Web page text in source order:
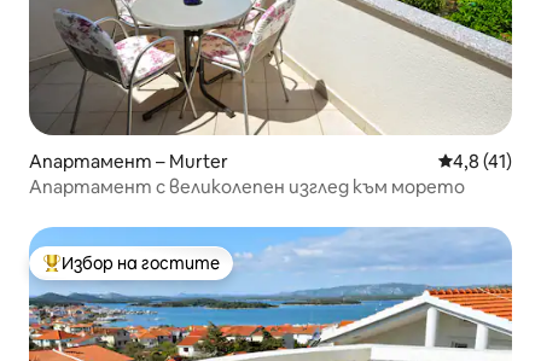
Апартамент – Murter Средна
4,8 (41)
Апартамент с великолепен изглед към морето
Най-популярен избор на гостите
Избор на гостите